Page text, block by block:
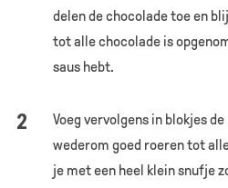
delen de chocolade toe en
tot alle chocolade is
saus hebt.
Voeg vervolgens in blokjes
wederom goed roeren tot
je met een heel klein snufje